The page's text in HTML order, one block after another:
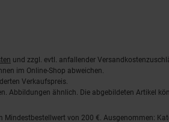
und zzgl. evtl. anfallender
im Online-Shop abweichen.
Verkaufspreis.
Abbildungen ähnlich. Die abgebildeten Artikel
von 200 €. Ausgenommen: